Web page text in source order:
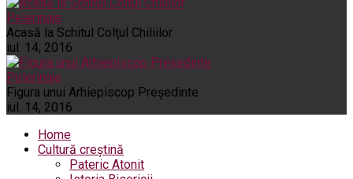
Pelerinaje
Acasă la Schitul Colţul Chiliilor
iul. 14, 2016
Pelerinaje
Figura unui Arhiepiscop Preşedinte
iul. 14, 2016
Home
Cultură creștină
Pateric Atonit